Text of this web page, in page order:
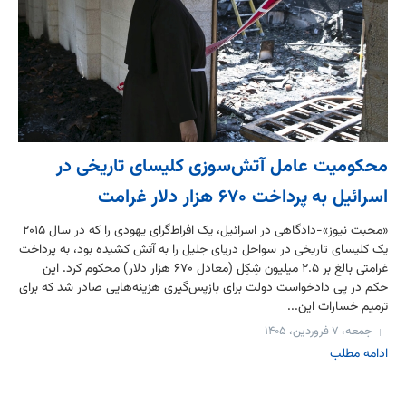
محکومیت عامل آتش‌سوزی کلیسای تاریخی در
اسرائیل به پرداخت ۶۷۰ هزار دلار غرامت
«محبت نیوز»-دادگاهی در اسرائیل، یک افراط‌گرای یهودی را که در سال ۲۰۱۵
یک کلیسای تاریخی در سواحل دریای جلیل را به آتش کشیده بود، به پرداخت
غرامتی بالغ بر ۲.۵ میلیون شِکِل (معادل ۶۷۰ هزار دلار) محکوم کرد. این
حکم در پی دادخواست دولت برای بازپس‌گیری هزینه‌هایی صادر شد که برای
ترمیم خسارات این...
جمعه، ۷ فروردین، ۱۴۰۵
ادامه مطلب